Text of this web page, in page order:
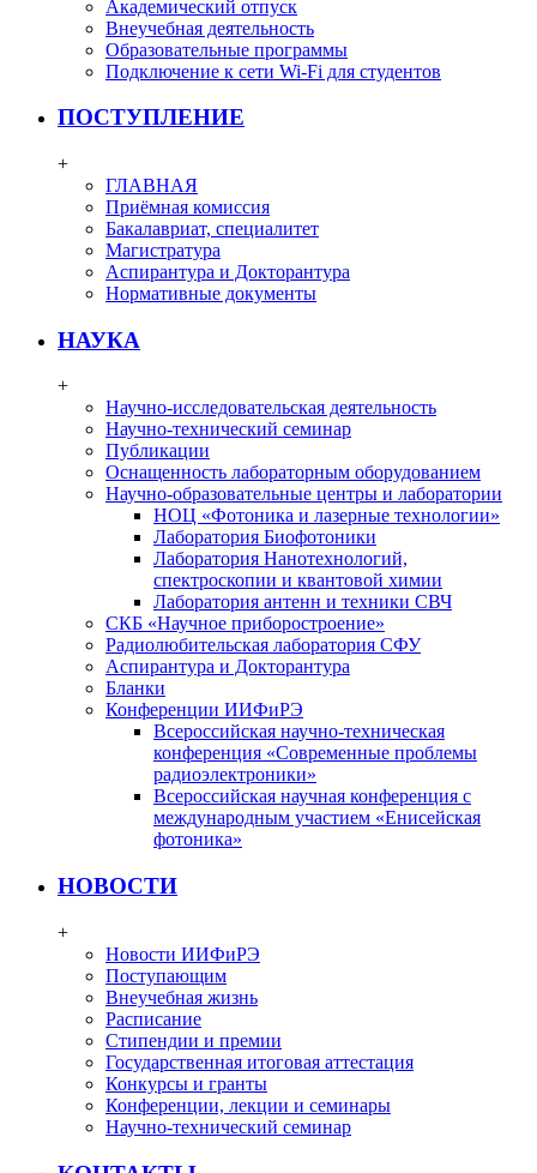
Академический отпуск
Внеучебная деятельность
Образовательные программы
Подключение к сети Wi-Fi для студентов
ПОСТУПЛЕНИЕ
+
ГЛАВНАЯ
Приёмная комиссия
Бакалавриат, специалитет
Магистратура
Аспирантура и Докторантура
Нормативные документы
НАУКА
+
Научно-исследовательская деятельность
Научно-технический семинар
Публикации
Оснащенность лабораторным оборудованием
Научно-образовательные центры и лаборатории
НОЦ «Фотоника и лазерные технологии»
Лаборатория Биофотоники
Лаборатория Нанотехнологий,
спектроскопии и квантовой химии
Лаборатория антенн и техники СВЧ
СКБ «Научное приборостроение»
Радиолюбительская лаборатория СФУ
Аспирантура и Докторантура
Бланки
Конференции ИИФиРЭ
Всероссийская научно-техническая
конференция «Современные проблемы
радиоэлектроники»
Всероссийская научная конференция с
международным участием «Енисейская
фотоника»
НОВОСТИ
+
Новости ИИФиРЭ
Поступающим
Внеучебная жизнь
Расписание
Стипендии и премии
Государственная итоговая аттестация
Конкурсы и гранты
Конференции, лекции и семинары
Научно-технический семинар